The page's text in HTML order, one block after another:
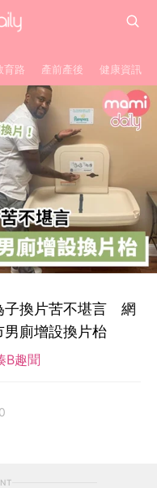
育路 產前產後 健康資訊
子換片苦不堪言 網
廁增設換片枱
B趣聞